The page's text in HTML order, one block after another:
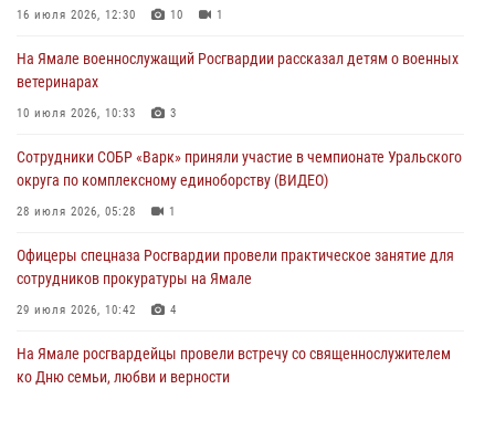
В Уральском округе Росгвардии состоялось заседание
Сотрудники СОБР «Варк» приняли участие в чемпионате Уральского
28 июля 2026, 05:28
16 июля 2026, 12:30 10 1
На Ямале военнослужащий Росгвардии рассказал детям о военных
ветеринарах
10 июля 2026, 10:33 3
Сотрудники СОБР «Варк» приняли участие в чемпионате Уральского
округа по комплексному единоборству (ВИДЕО)
28 июля 2026, 05:28 1
Офицеры спецназа Росгвардии провели практическое занятие для
сотрудников прокуратуры на Ямале
29 июля 2026, 10:42 4
На Ямале росгвардейцы провели встречу со священнослужителем
ко Дню семьи, любви и верности